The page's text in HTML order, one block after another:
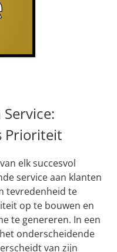
Prioriteit
elk succesvol
service aan klanten
tevredenheid te
op te bouwen en
te genereren. In een
onderscheidende
van zijn